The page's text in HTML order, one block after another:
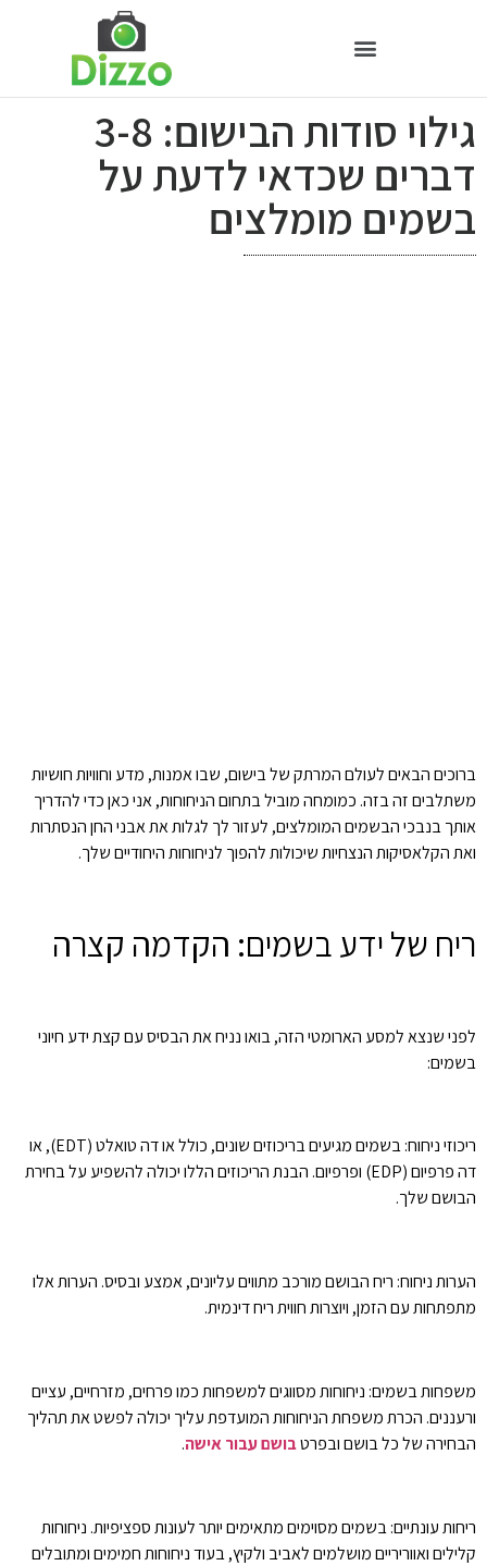
גילוי סודות הבישום: 3-8
דברים שכדאי לדעת על
בשמים מומלצים
ברוכים הבאים לעולם המרתק של בישום, שבו אמנות, מדע וחוויות חושיות
משתלבים זה בזה. כמומחה מוביל בתחום הניחוחות, אני כאן כדי להדריך
אותך בנבכי הבשמים המומלצים, לעזור לך לגלות את אבני החן הנסתרות
ואת הקלאסיקות הנצחיות שיכולות להפוך לניחוחות היחודיים שלך.
ריח של ידע בשמים: הקדמה קצרה
לפני שנצא למסע הארומטי הזה, בואו נניח את הבסיס עם קצת ידע חיוני
בשמים:
ריכוזי ניחוח: בשמים מגיעים בריכוזים שונים, כולל או דה טואלט (EDT), או
דה פרפיום (EDP) ופרפיום. הבנת הריכוזים הללו יכולה להשפיע על בחירת
הבושם שלך.
הערות ניחוח: ריח הבושם מורכב מתווים עליונים, אמצע ובסיס. הערות אלו
מתפתחות עם הזמן, ויוצרות חווית ריח דינמית.
משפחות בשמים: ניחוחות מסווגים למשפחות כמו פרחים, מזרחיים, עציים
ורעננים. הכרת משפחת הניחוחות המועדפת עליך יכולה לפשט את תהליך
הבחירה של כל בושם ובפרטבושם עבור אישה.
ריחות עונתיים: בשמים מסוימים מתאימים יותר לעונות ספציפיות. ניחוחות
קלילים ואווריריים מושלמים לאביב ולקיץ, בעוד ניחוחות חמימים ומתובלים